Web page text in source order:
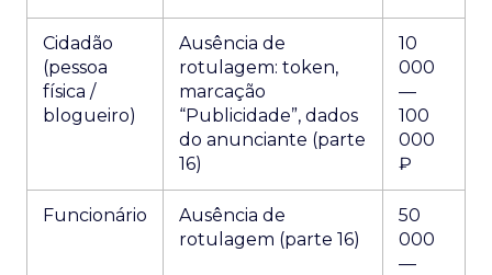
Cidadão
(pessoa
física /
blogueiro)
Ausência de
rotulagem: token,
marcação
“Publicidade”, dados
do anunciante (parte
16)
10
000
—
100
000
₽
Funcionário
Ausência de
rotulagem (parte 16)
50
000
—